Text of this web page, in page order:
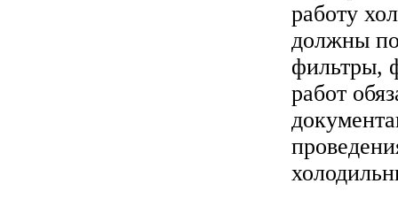
работу
должны
фильтры,
работ